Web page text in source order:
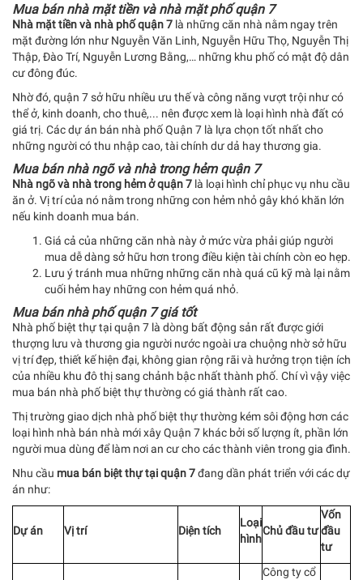
Mua bán nhà mặt tiền và nhà mặt phố quận 7
Nhà mặt tiền và nhà phố quận 7 là những căn nhà nằm ngay trên
mặt đường lớn như Nguyễn Văn Linh, Nguyễn Hữu Thọ, Nguyễn Thị
Thập, Đào Trí, Nguyễn Lương Bằng,… những khu phố có mật độ dân
cư đông đúc.
Nhờ đó, quận 7 sở hữu nhiều ưu thế và công năng vượt trội như có
thể ở, kinh doanh, cho thuê,... nên được xem là loại hình nhà đất có
giá trị. Các dự án bán nhà phố Quận 7 là lựa chọn tốt nhất cho
những người có thu nhập cao, tài chính dư dả hay thương gia.
Mua bán nhà ngõ và nhà trong hẻm quận 7
Nhà ngõ và nhà trong hẻm ở quận 7 là loại hình chỉ phục vụ nhu cầu
ăn ở. Vị trí của nó nằm trong những con hẻm nhỏ gây khó khăn lớn
nếu kinh doanh mua bán.
Giá cả của những căn nhà này ở mức vừa phải giúp người
mua dễ dàng sở hữu hơn trong điều kiện tài chính còn eo hẹp.
Lưu ý tránh mua những những căn nhà quá cũ kỹ mà lại nằm
cuối hẻm hay những con hẻm quá nhỏ.
Mua bán nhà phố quận 7 giá tốt
Nhà phố biệt thự tại quận 7 là dòng bất động sản rất được giới
thượng lưu và thương gia người nước ngoài ưa chuộng nhờ sở hữu
vị trí đẹp, thiết kế hiện đại, không gian rộng rãi và hưởng trọn tiện ích
của nhiều khu đô thị sang chảnh bậc nhất thành phố. Chí vì vậy việc
mua bán nhà phố biệt thự thường có giá thành rất cao.
Thị trường giao dịch nhà phố biệt thự thường kém sôi động hơn các
loại hình nhà bán nhà mới xây Quận 7 khác bởi số lượng ít, phần lớn
người mua dùng để làm nơi an cư cho các thành viên trong gia đình.
Nhu cầu mua bán biệt thự tại quận 7đang dần phát triển với các dự
án như:
Dự án Vị trí Diện tích
Loại
hình
Chủ đầu tư
Vốn
đầu
tư
Công ty cổ